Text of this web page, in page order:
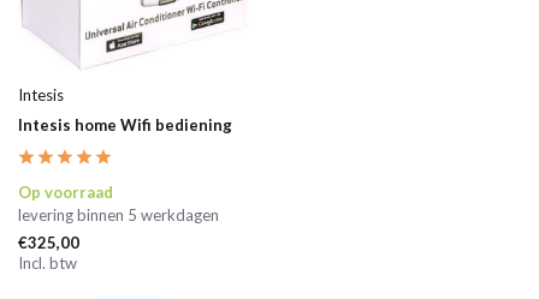
Intesis
Intesis home Wifi bediening
Op voorraad
levering binnen 5 werkdagen
€325,00
Incl. btw